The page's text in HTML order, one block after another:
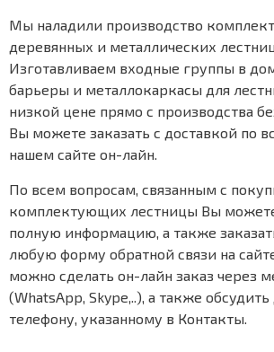
Мы наладили производство
деревянных и металлических
Изготавливаем входные группы в
барьеры и металлокаркасы для
низкой цене прямо с производства
Вы можете заказать с доставкой по
нашем сайте он-лайн.
По всем вопросам, связанным с
комплектующих лестницы Вы
полную информацию, а также
любую форму обратной связи на
можно сделать он-лайн заказ через
(WhatsApp, Skype,..), а также обсудить
телефону, указанному в Контакты.